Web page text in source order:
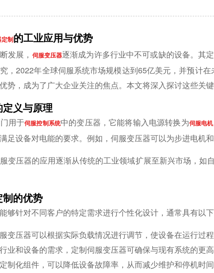
制 的工业应用与优势
发展， 伺服变压器逐渐成为许多行业中不可或缺的设备。其
，2022年全球伺服系统市场规模达到65亿美元，并预计
势，成为了广大企业关注的焦点。本文将深入探讨这些关
义与原理
用于伺服控制系统中的变压器，它能将输入电源转换为伺服电机
足设备对电能的要求。例如，伺服变压器可以为步进电机
变压器的应用逐渐从传统的工业领域扩展至新兴市场，
的优势
够针对不同客户的特定需求进行个性化设计，通常具有以
变压器可以根据实际负载情况进行调节，使设备在运行过
业和设备的需求，定制伺服变压器可确保与现有系统的更
制化组件，可以降低设备故障率，从而减少维护和停机时